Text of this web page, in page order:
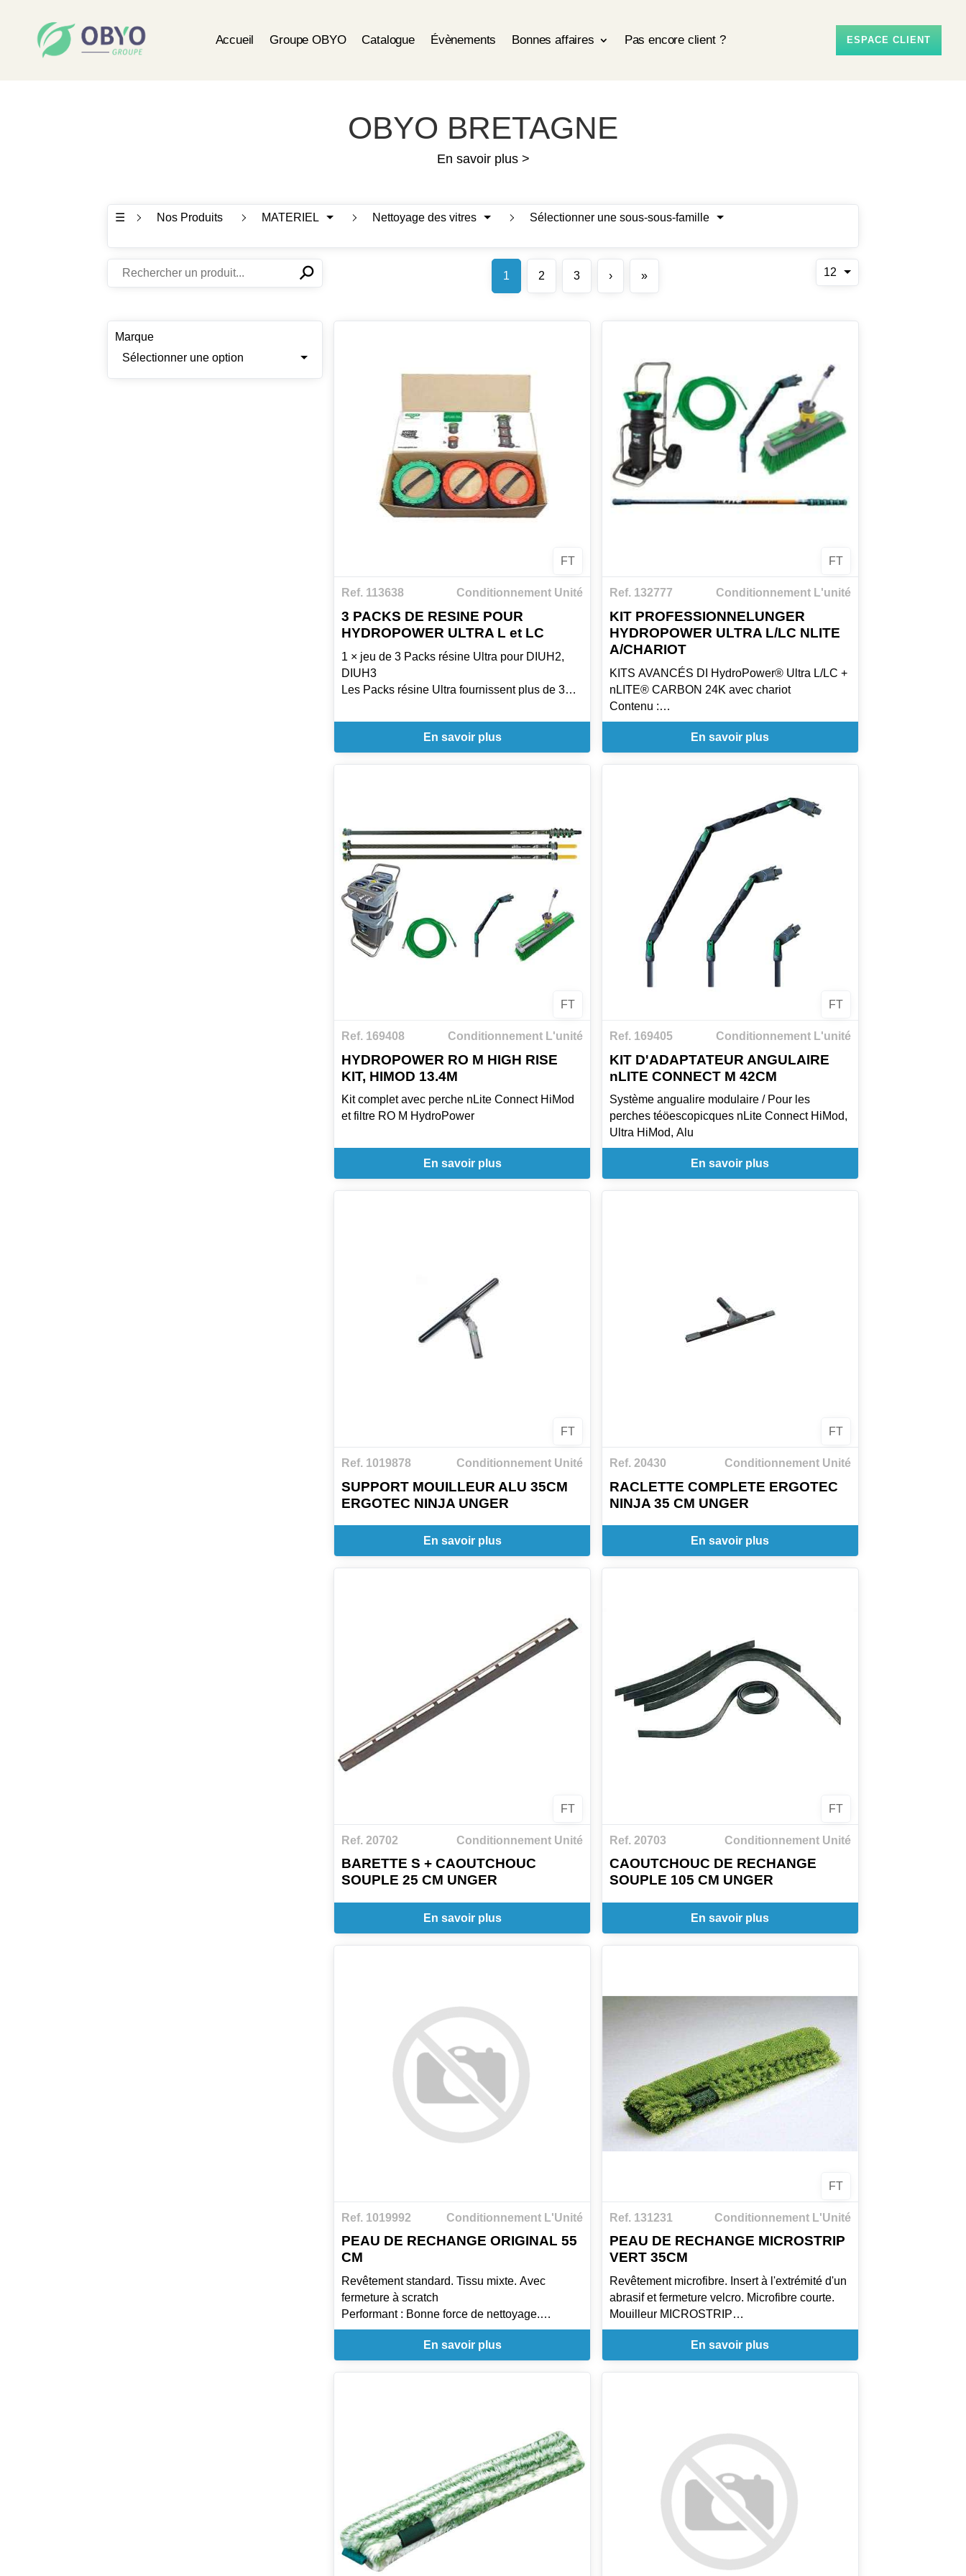
Accueil Groupe OBYO Catalogue Évènements Bonnes affaires Pas encore client ? ESPACE CLIENT
OBYO BRETAGNE
En savoir plus >
☰ Nos Produits MATERIEL Nettoyage des vitres Sélectionner une sous-sous-famille
✕⚲ 1 2 3 › » 12
Marque
Sélectionner une option
FT
Ref. 113638 Conditionnement Unité
3 PACKS DE RESINE POUR
HYDROPOWER ULTRA L et LC
1 × jeu de 3 Packs résine Ultra pour DIUH2,
DIUH3
Les Packs résine Ultra fournissent plus de 30%
- La technologie FloWater 2.0 de chaque Pack
résine Ultra assure un écoulement efficace de
l'eau dans tout le réservoir, optimisant
En savoir plus
FT
Ref. 132777 Conditionnement L'unité
KIT PROFESSIONNELUNGER
HYDROPOWER ULTRA L/LC NLITE
A/CHARIOT
KITS AVANCÉS DI HydroPower® Ultra L/LC +
nLITE® CARBON 24K avec chariot
Contenu :
DIUH2* HydroPower® Ultra Filter L
DIUH3** HydroPower® Ultra Filter LC
CF86G nLITE® Carbon 24K 8,60 m
DLS25 Tuyau DuroFlex, 25 m
En savoir plus
FT
Ref. 169408 Conditionnement L'unité
HYDROPOWER RO M HIGH RISE
KIT, HIMOD 13.4M
Kit complet avec perche nLite Connect HiMod
et filtre RO M HydroPower
En savoir plus
FT
Ref. 169405 Conditionnement L'unité
KIT D'ADAPTATEUR ANGULAIRE
nLITE CONNECT M 42CM
Système angualire modulaire / Pour les
perches téöescopicques nLite Connect HiMod,
Ultra HiMod, Alu
En savoir plus
FT
Ref. 1019878 Conditionnement Unité
SUPPORT MOUILLEUR ALU 35CM
ERGOTEC NINJA UNGER
En savoir plus
FT
Ref. 20430 Conditionnement Unité
RACLETTE COMPLETE ERGOTEC
NINJA 35 CM UNGER
En savoir plus
FT
Ref. 20702 Conditionnement Unité
BARETTE S + CAOUTCHOUC
SOUPLE 25 CM UNGER
En savoir plus
FT
Ref. 20703 Conditionnement Unité
CAOUTCHOUC DE RECHANGE
SOUPLE 105 CM UNGER
En savoir plus
Ref. 1019992 Conditionnement L'Unité
PEAU DE RECHANGE ORIGINAL 55
CM
Revêtement standard. Tissu mixte. Avec
fermeture à scratch
Performant : Bonne force de nettoyage.
Pratique : Facile à laver.
En savoir plus
FT
Ref. 131231 Conditionnement L'Unité
PEAU DE RECHANGE MICROSTRIP
VERT 35CM
Revêtement microfibre. Insert à l'extrémité d'un
abrasif et fermeture velcro. Microfibre courte.
Mouilleur MICROSTRIP
En microfibre, avec pad abrasif et fermeture
Efficace : Excellente capacité de nettoyage,
En savoir plus